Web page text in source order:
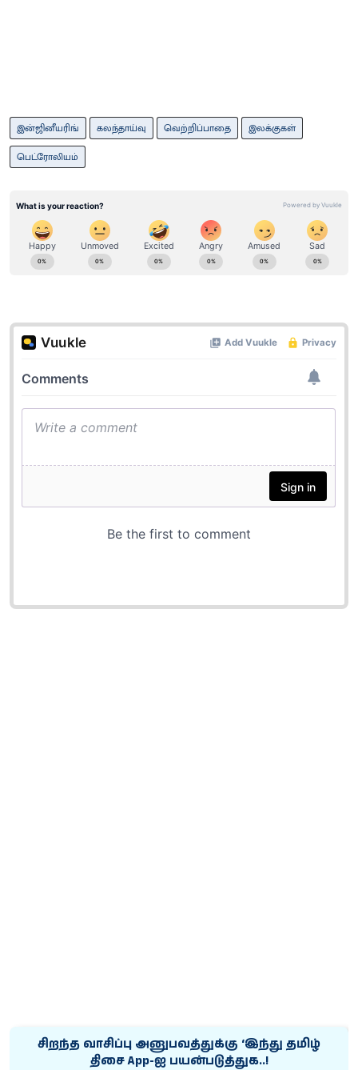
இன்ஜினீயரிங் கலந்தாய்வு வெற்றிப்பாதை
இலக்குகள்
பெட்ரோலியம்
சிறந்த வாசிப்பு அனுபவத்துக்கு ‘இந்து தமிழ்
திசை App-ஐ பயன்படுத்துக..!